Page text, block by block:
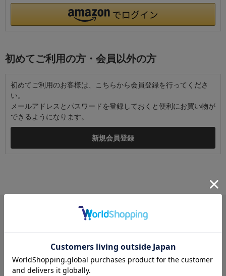
初めてご利用の方・会員以外の方
初めてご利用のお客様は、こちらから会員登録を行ってくださ
い。
メールアドレスとパスワードを登録しておくと便利にお買い物が
できるようになります。